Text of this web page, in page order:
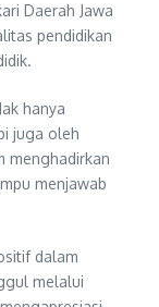
Daerah Jawa
pendidikan
hanya
juga oleh
menghadirkan
menjawab
dalam
melalui